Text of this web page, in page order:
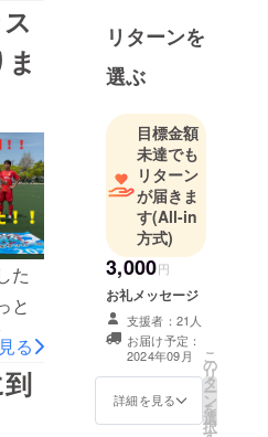
り
の
ん
高
え
。
げ
周
け
か
ま
た
と
な
動
当
る
素晴らしさ
をたくさん
の子どもに
日々グラウ
ンドに立っ
ています。
【サッカー
歴】
八事
FC−AIFA−熱
田高校−筑波
大学蹴球部
−三重FCラン
ユナイテッ
リターンを
選ぶ
目標金額
未達でも
リターン
が届きま
す(All-in
方式)
3,000円
お礼メッセージ
支援者：21人
お届け予定：
2024年09月
詳細を見る
こ
の
リ
タ
ー
ン
を
選
択